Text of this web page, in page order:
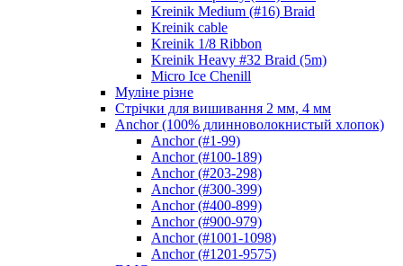
Kreinik Medium (#16) Braid
Kreinik cable
Kreinik 1/8 Ribbon
Kreinik Heavy #32 Braid (5m)
Micro Ice Chenill
Муліне різне
Стрічки для вишивання 2 мм, 4 мм
Anchor (100% длинноволокнистый хлопок)
Anchor (#1-99)
Anchor (#100-189)
Anchor (#203-298)
Anchor (#300-399)
Anchor (#400-899)
Anchor (#900-979)
Anchor (#1001-1098)
Anchor (#1201-9575)